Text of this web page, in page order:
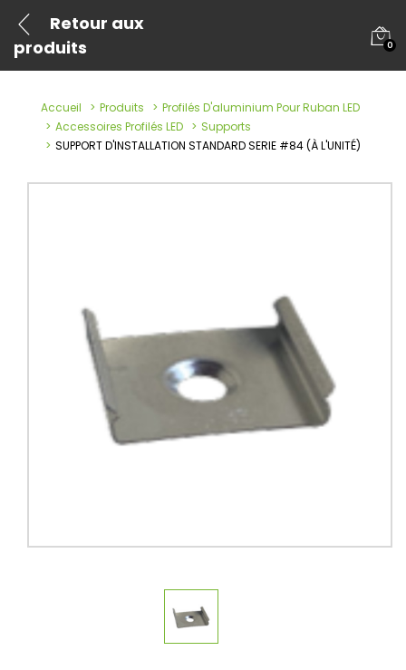
Retour aux
produits
0
Accueil Produits
Profilés D'aluminium Pour Ruban LED
Accessoires Profilés LED
Supports
SUPPORT D'INSTALLATION STANDARD SERIE #84 (À L'UNITÉ)